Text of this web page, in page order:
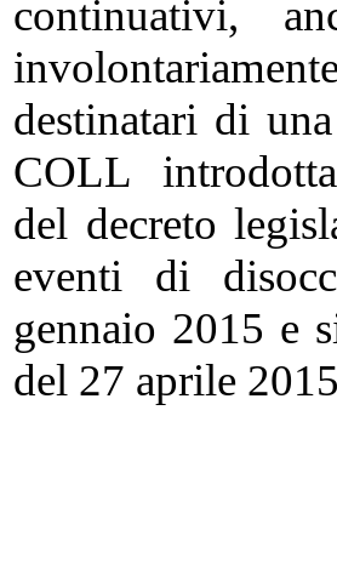
continuativi,
destinatari di
COLL introdotta
del decreto
eventi di
gennaio 2015 e
del 27 aprile